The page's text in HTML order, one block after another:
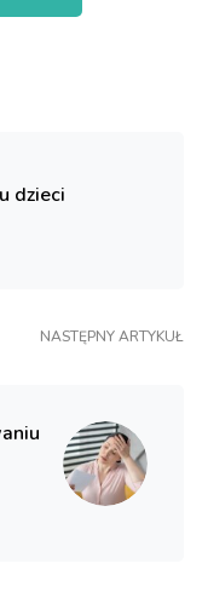
dzieci
NASTĘPNY ARTYKUŁ